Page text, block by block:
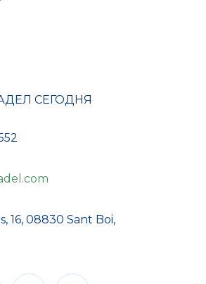
СЕГОДНЯ
16, 08830 Sant Boi,